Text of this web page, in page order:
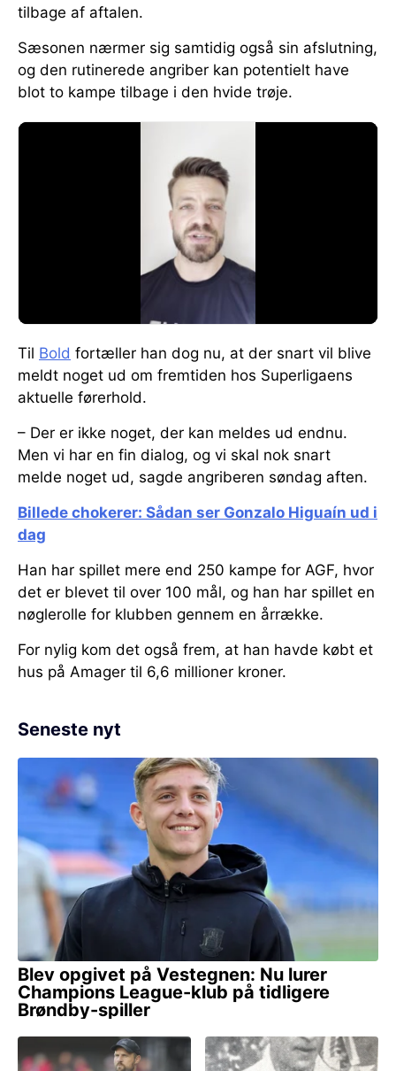
tilbage af aftalen.
Sæsonen nærmer sig samtidig også sin afslutning,
og den rutinerede angriber kan potentielt have
blot to kampe tilbage i den hvide trøje.
Til Bold fortæller han dog nu, at der snart vil blive
meldt noget ud om fremtiden hos Superligaens
aktuelle førerhold.
– Der er ikke noget, der kan meldes ud endnu.
Men vi har en fin dialog, og vi skal nok snart
melde noget ud, sagde angriberen søndag aften.
Billede chokerer: Sådan ser Gonzalo Higuaín ud i
dag
Han har spillet mere end 250 kampe for AGF, hvor
det er blevet til over 100 mål, og han har spillet en
nøglerolle for klubben gennem en årrække.
For nylig kom det også frem, at han havde købt et
hus på Amager til 6,6 millioner kroner.
Seneste nyt